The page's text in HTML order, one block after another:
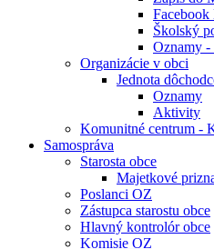
Facebook
Školský
Oznamy -
Organizácie v obci
Jednota
Oznamy
Aktivity
Komunitné centrum -
Samospráva
Starosta obce
Majetkové
Poslanci OZ
Zástupca starostu obce
Hlavný kontrolór obce
Komisie OZ